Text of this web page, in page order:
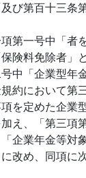
び第百十三条
第一号中「者
険料免除者」
中「企業型年
約において第
を定めた企業
え、「第三項
企業年金等対
改め、同項に